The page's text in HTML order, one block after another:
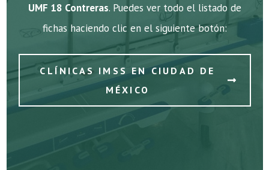
UMF 18 Contreras. Puedes ver todo el listado de
fichas haciendo clic en el siguiente botón:
CLÍNICAS IMSS EN CIUDAD DE
MÉXICO